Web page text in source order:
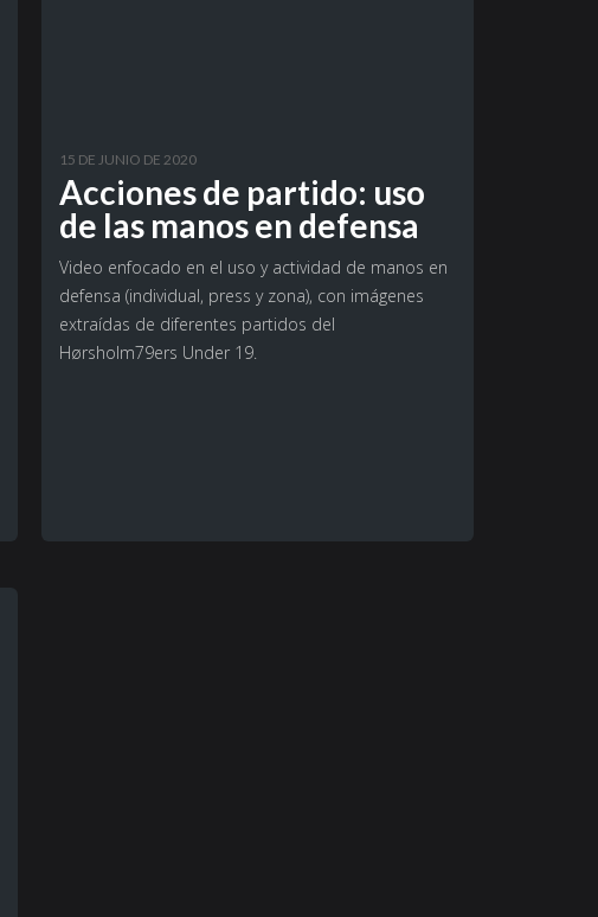
15 DE JUNIO DE 2020
Acciones de partido: uso
de las manos en defensa
Video enfocado en el uso y actividad de manos en
defensa (individual, press y zona), con imágenes
extraídas de diferentes partidos del
Hørsholm79ers Under 19.